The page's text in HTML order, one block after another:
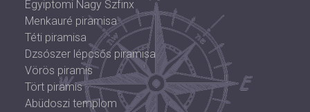
Egyiptomi Nagy Szfinx
Menkauré piramisa
Téti piramisa
Dzsószer lépcsős piramisa
Vörös piramis
Tört piramis
Abüdoszi templom